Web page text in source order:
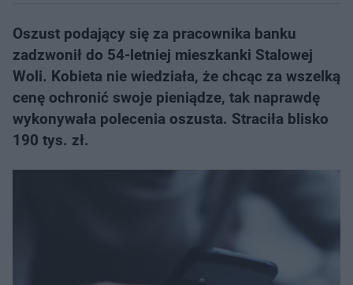
Oszust podający się za pracownika banku
zadzwonił do 54-letniej mieszkanki Stalowej
Woli. Kobieta nie wiedziała, że chcąc za wszelką
cenę ochronić swoje pieniądze, tak naprawdę
wykonywała polecenia oszusta. Straciła blisko
190 tys. zł.